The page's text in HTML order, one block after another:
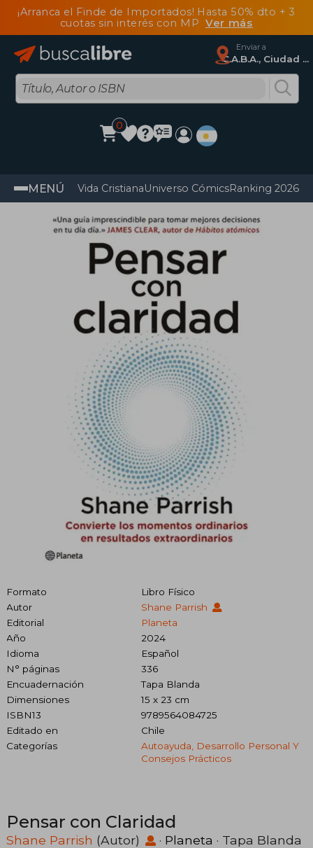
¡Arranca el Finde de Importados! Hasta 50% dto + 3
cuotas sin interés con MP Ver más
Enviar a
C.A.B.A., Ciudad Autónoma De Buenos Aires
0
MENÚ Vida CristianaUniverso CómicsRanking 2026
Formato
Libro Físico
Autor
Shane Parrish
Editorial
Planeta
Año
2024
Idioma
Español
N° páginas
336
Encuadernación
Tapa Blanda
Dimensiones
15 x 23 cm
ISBN13
9789564084725
Editado en
Chile
Categorías
Autoayuda, Desarrollo Personal Y
Consejos Prácticos
Pensar con Claridad
Shane Parrish (Autor) · Planeta · Tapa Blanda